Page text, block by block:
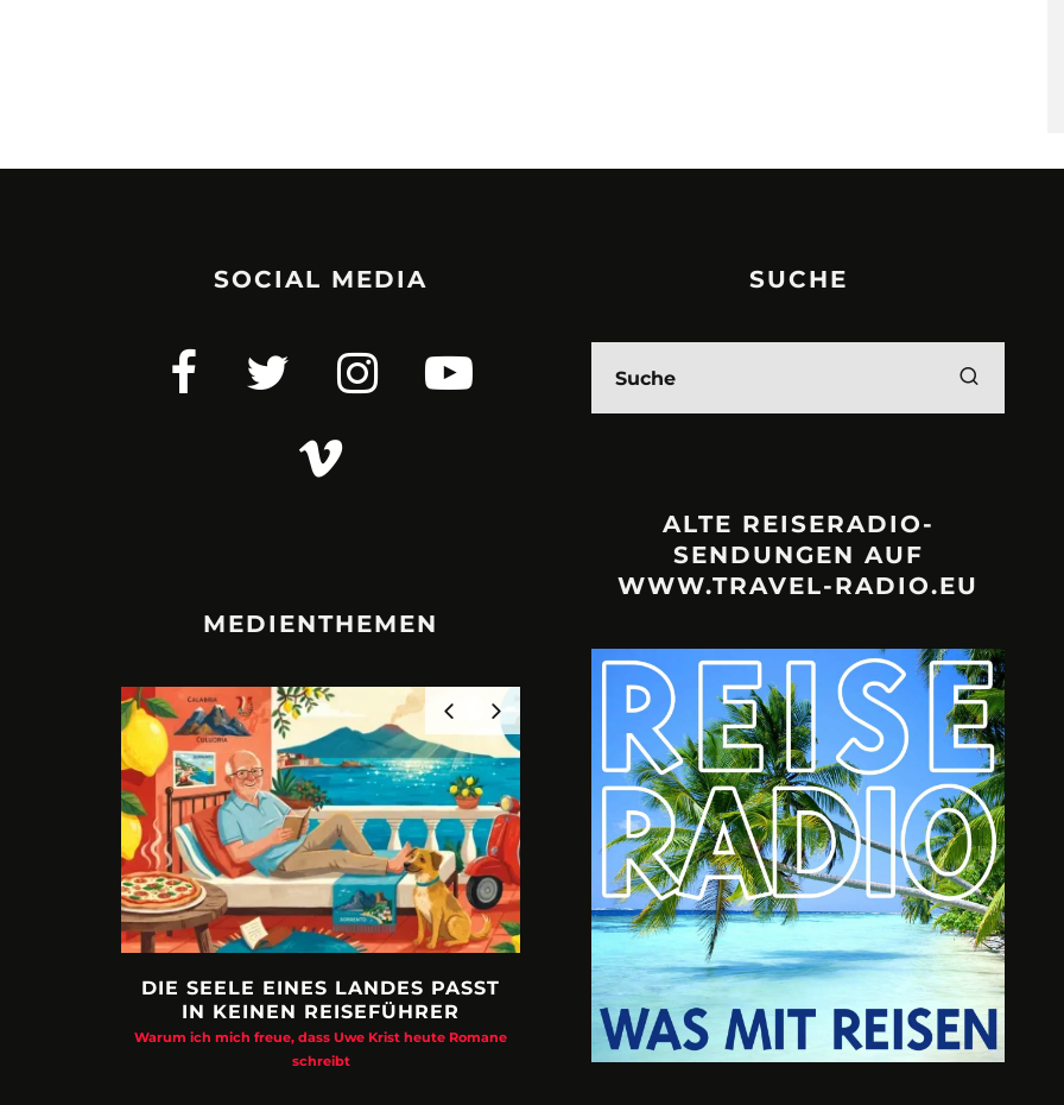
SOCIAL MEDIA
MEDIENTHEMEN
DIE SEELE EINES LANDES PASST
IN KEINEN REISEFÜHRER
Warum ich mich freue, dass Uwe Krist heute Romane
schreibt
URLAUBSFRUST – IST REISEN
KAPUTT?
Philipp Laage „Travel is broken“ - Wege aus der
Urlaubsfalle
A3M –
Mit Krisen-
SUCHE
ALTE REISERADIO-
SENDUNGEN AUF
WWW.TRAVEL-RADIO.EU